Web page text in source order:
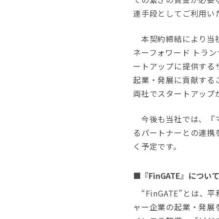
達手段としてご利用い
本契約締結により当
ネーフォワード トラ
ートアップに提供す
起業・発展に貢献する
両社でスタートアッ
今後も当社では、『
るパートナーとの連
く予定です。
■『FinGATE』について
“FinGATE”とは、
ャー企業の起業・発